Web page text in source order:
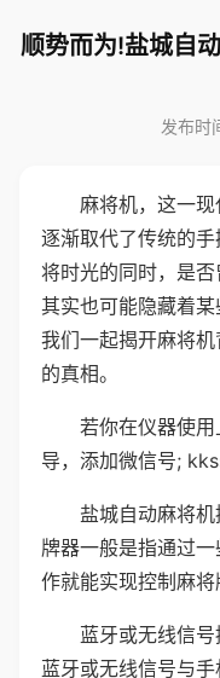
顺势而为!盐城自
发布时
麻将机，这一
逐渐取代了传统的
将时光的同时，是否
其实也可能隐藏着
我们一起揭开麻将
的真相。
若你在仪器使
导，添加微信号;
盐城自动麻将
牌器一般是指通过
作就能实现控制麻将
蓝牙或无线信
蓝牙或无线信号与